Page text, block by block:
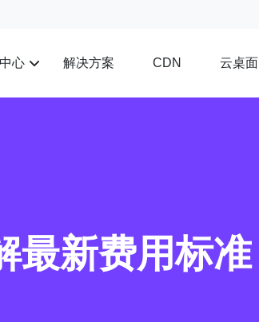
心 解决方案 CDN 云桌面
最新费用标准